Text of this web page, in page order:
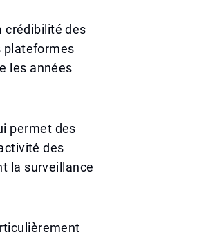
crédibilité des
plateformes
les années
permet des
des
la surveillance